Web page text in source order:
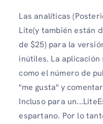
Las analíticas
Lite(y también están
de $25) para la
inútiles. La
como el número de
"me gusta" y
Incluso para
espartano. Por lo